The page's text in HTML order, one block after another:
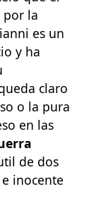
por la
es un
y ha
claro
o la pura
en las
de dos
inocente